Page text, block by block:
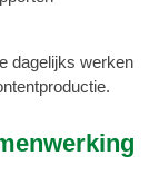
dagelijks werken